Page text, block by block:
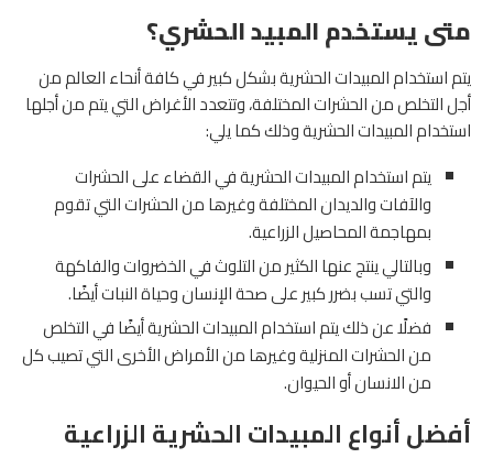
متى يستخدم المبيد الحشري؟
يتم استخدام المبيدات الحشرية بشكل كبير في كافة أنحاء العالم من
أجل التخلص من الحشرات المختلفة، وتتعدد الأغراض التي يتم من أجلها
استخدام المبيدات الحشرية وذلك كما يلي:
يتم استخدام المبيدات الحشرية في القضاء على الحشرات
والآفات والديدان المختلفة وغيرها من الحشرات التي تقوم
بمهاجمة المحاصيل الزراعية.
وبالتالي ينتج عنها الكثير من التلوث في الخضروات والفاكهة
والتي تسب بضرر كبير على صحة الإنسان وحياة النبات أيضًا.
فضلًا عن ذلك يتم استخدام المبيدات الحشرية أيضًا في التخلص
من الحشرات المنزلية وغيرها من الأمراض الأخرى التي تصيب كل
من الانسان أو الحيوان.
أفضل أنواع المبيدات الحشرية الزراعية